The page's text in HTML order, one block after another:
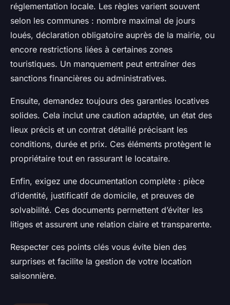
réglementation locale. Les règles varient souvent
selon les communes : nombre maximal de jours
loués, déclaration obligatoire auprès de la mairie, ou
encore restrictions liées à certaines zones
touristiques. Un manquement peut entraîner des
sanctions financières ou administratives.
Ensuite, demandez toujours des garanties locatives
solides. Cela inclut une caution adaptée, un état des
lieux précis et un contrat détaillé précisant les
conditions, durée et prix. Ces éléments protègent le
propriétaire tout en rassurant le locataire.
Enfin, exigez une documentation complète : pièce
d’identité, justificatif de domicile, et preuves de
solvabilité. Ces documents permettent d’éviter les
litiges et assurent une relation claire et transparente.
Respecter ces points clés vous évite bien des
surprises et facilite la gestion de votre location
saisonnière.